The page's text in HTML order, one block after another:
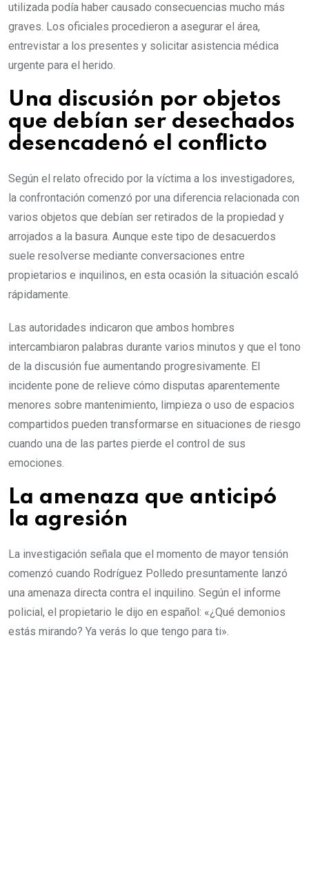
utilizada podía haber causado consecuencias mucho más
graves. Los oficiales procedieron a asegurar el área,
entrevistar a los presentes y solicitar asistencia médica
urgente para el herido.
Una discusión por objetos
que debían ser desechados
desencadenó el conflicto
Según el relato ofrecido por la víctima a los investigadores,
la confrontación comenzó por una diferencia relacionada con
varios objetos que debían ser retirados de la propiedad y
arrojados a la basura. Aunque este tipo de desacuerdos
suele resolverse mediante conversaciones entre
propietarios e inquilinos, en esta ocasión la situación escaló
rápidamente.
Las autoridades indicaron que ambos hombres
intercambiaron palabras durante varios minutos y que el tono
de la discusión fue aumentando progresivamente. El
incidente pone de relieve cómo disputas aparentemente
menores sobre mantenimiento, limpieza o uso de espacios
compartidos pueden transformarse en situaciones de riesgo
cuando una de las partes pierde el control de sus
emociones.
La amenaza que anticipó
la agresión
La investigación señala que el momento de mayor tensión
comenzó cuando Rodríguez Polledo presuntamente lanzó
una amenaza directa contra el inquilino. Según el informe
policial, el propietario le dijo en español: «¿Qué demonios
estás mirando? Ya verás lo que tengo para ti».